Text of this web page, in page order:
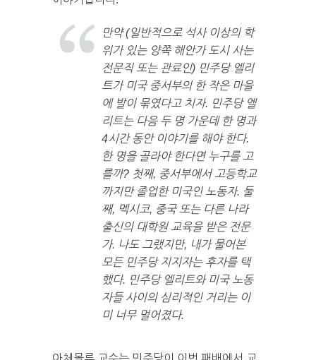
만약 (일반적으로 석사 이상의 학
위가 있는 양쪽 해안가 도시 사는
전문직 또는 관료인) 민주당 엘리
트가 미국 중서부의 한 작은 마을
에 발이 묶였다고 치자. 민주당 엘
리트는 다음 두 명 가운데 한 명과
4시간 동안 이야기를 해야 한다.
한 명을 골라야 한다면 누구를 고
를까? 첫째, 중서부에서 고등학교
까지만 졸업한 미국인 노동자. 둘
째, 멕시코, 중국 또는 다른 나라
출신의 대학원 교육을 받은 전문
가. 나도 그랬지만, 내가 물어본
모든 민주당 지지자는 후자를 택
했다. 민주당 엘리트와 미국 노동
자들 사이의 심리적인 거리는 이
미 너무 멀어졌다.